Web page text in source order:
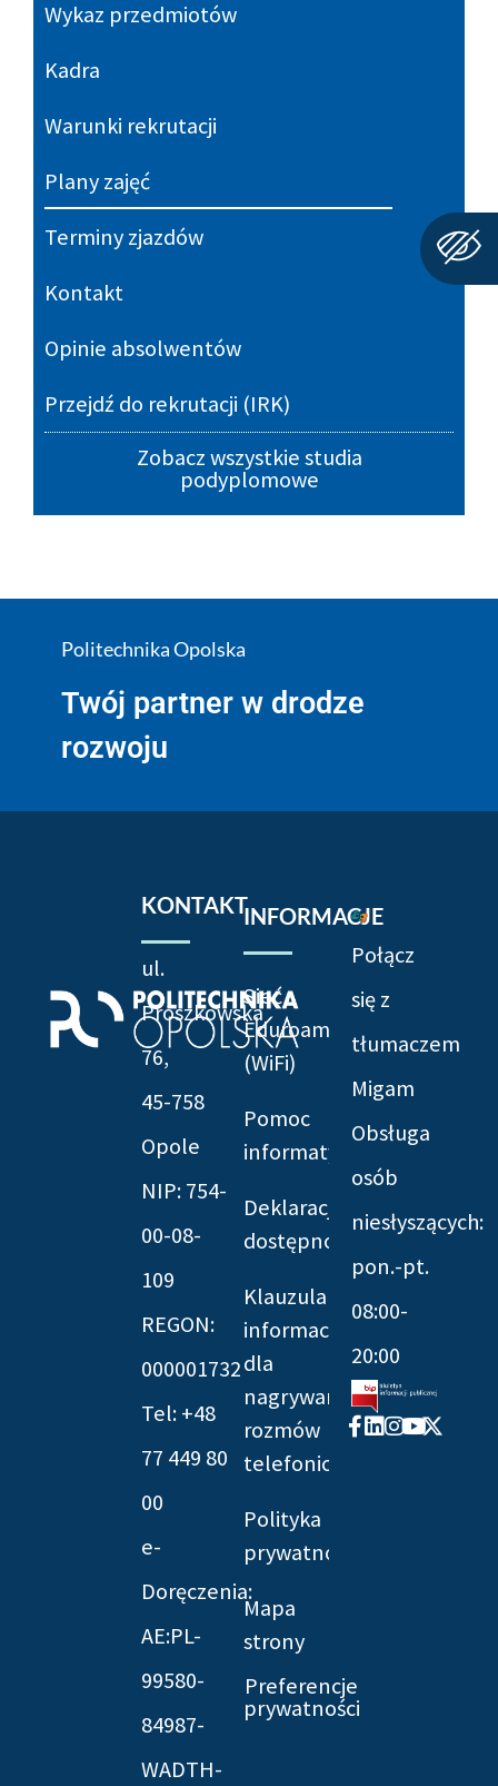
Wykaz przedmiotów
Kadra
Warunki rekrutacji
Plany zajęć
Terminy zjazdów
Kontakt
Opinie absolwentów
Przejdź do rekrutacji (IRK)
Zobacz wszystkie studia
podyplomowe
Politechnika Opolska
Twój partner w drodze
rozwoju
KONTAKT
ul.
Prószkowska
76,
45-758
Opole
NIP: 754-
00-08-
109
REGON:
000001732
Tel: +48
77 449 80
00
e-
Doręczenia:
AE:PL-
99580-
84987-
WADTH-
INFORMACJE
Sieć
Eduroam
(WiFi)
Pomoc
informatyczna
Deklaracja
dostępności
Klauzula
informacyjna
dla
nagrywania
rozmów
telefonicznych
Polityka
prywatności
Mapa
strony
Preferencje
prywatności
Połącz
się z
tłumaczem
Migam
Obsługa
osób
niesłyszących:
pon.-pt.
08:00-
20:00
Facebook-
f
Linkedin
Instagram
Youtube
X-
twitter